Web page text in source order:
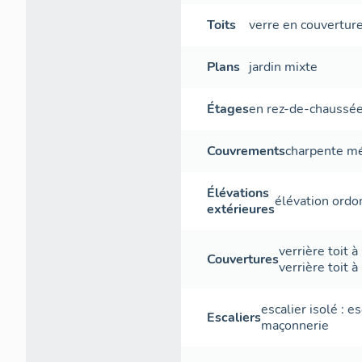
serre
long des
propriété
un banc de
1949 et
nécessite
glissement
maison
Toits verre en
Plans jardin mixte
Étagesen rez-de-
Couvrementscharpente
Élévations
extérieuresélévation
Couverturesverrière toit à
verrière toit à
Escaliersescalier isolé :
maçonnerie